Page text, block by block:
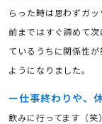
らった時は思わずガッ
前まではすぐ諦めて
ているうちに関係性
ようになりました。
仕事終わりや、
飲みに行ってます（笑）